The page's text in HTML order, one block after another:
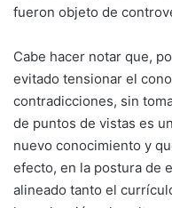
fueron objeto de
Cabe hacer notar que,
evitado tensionar el
contradicciones, sin
de puntos de vistas es
nuevo conocimiento y
efecto, en la postura de
alineado tanto el